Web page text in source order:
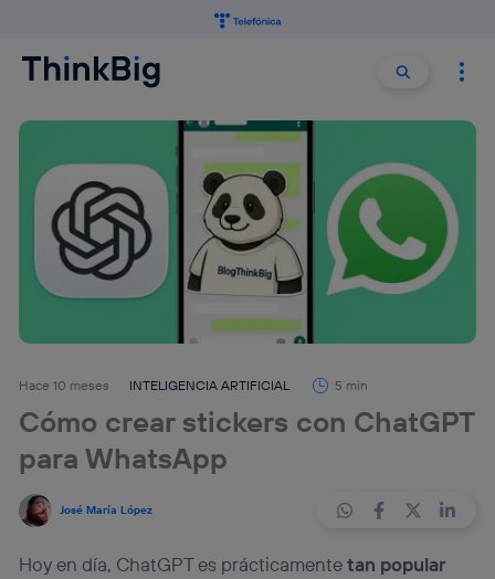
Buscar
Hace 10 meses INTELIGENCIA ARTIFICIAL 5 min
Cómo crear stickers con ChatGPT
para WhatsApp
José María López
Hoy en día, ChatGPT es prácticamentetan popular